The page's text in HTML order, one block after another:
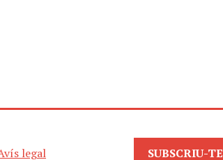
legal
SUBSCRIU-TE